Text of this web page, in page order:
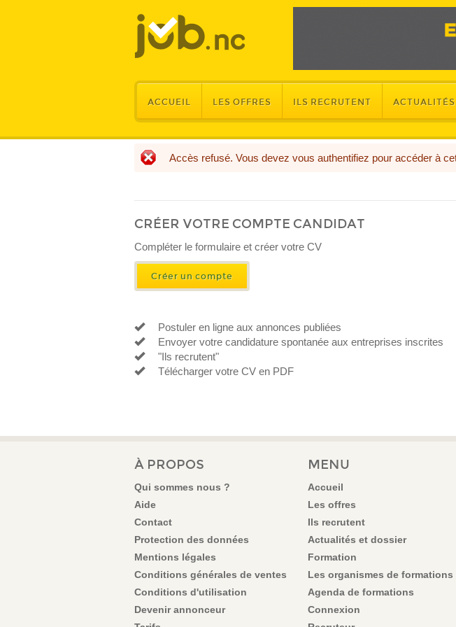
ACCUEIL LES OFFRES ILS RECRUTENT
Accès refusé. Vous devez vous authentifiez pour accéder à
CRÉER VOTRE COMPTE CANDIDAT
​Compléter le formulaire et créer votre CV
Créer un compte
Postuler en ligne aux annonces publiées
Envoyer votre candidature spontanée aux entreprises inscrites
"Ils recrutent"
Télécharger votre CV en PDF
À PROPOS
Qui sommes nous ?
Aide
Contact
Protection des données
Mentions légales
Conditions générales de ventes
Conditions d'utilisation
Devenir annonceur
MENU
Accueil
Les offres
Ils recrutent
Actualités et dossier
Formation
Les organismes de formations
Agenda de formations
Connexion